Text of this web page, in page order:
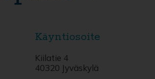
Käyntiosoite
Kiilatie 4
40320 Jyväskylä